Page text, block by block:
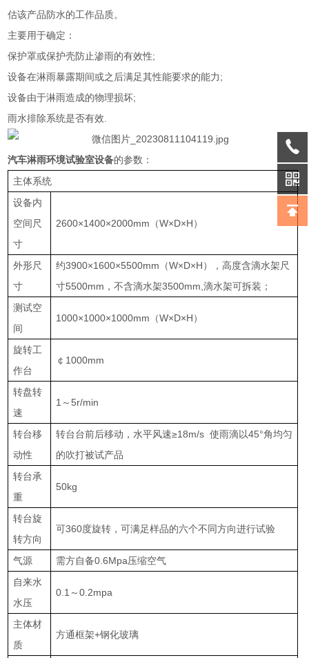
估该产品防水的工作品质。
主要用于确定：
保护罩或保护壳防止渗雨的有效性;
设备在淋雨暴露期间或之后满足其性能要求的能力;
设备由于淋雨造成的物理损坏;
雨水排除系统是否有效.
汽车淋雨环境试验室设备的参数：
主体系统
设备内
空间尺
寸
2600×1400×2000mm（W×D×H）
外形尺
寸
约3900×1600×5500mm（W×D×H），高度含滴水架尺
寸5500mm，不含滴水架3500mm,滴水架可拆装；
测试空
间
1000×1000×1000mm（W×D×H）
旋转工
作台
￠1000mm
转盘转
速
1～5r/min
转台移
动性
转台台前后移动，水平风速≥18m/s 使雨滴以45°角均匀
的吹打被试产品
转台承
重
50kg
转台旋
转方向
可360度旋转，可满足样品的六个不同方向进行试验
气源
需方自备0.6Mpa压缩空气
自来水
水压
0.1～0.2mpa
主体材
质
方通框架+钢化玻璃